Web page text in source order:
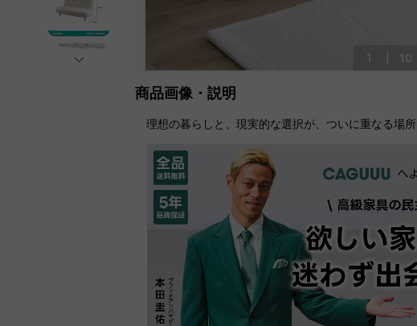
1 10
商品画像・説明
理想の暮らしと、現実的な選択が、ついに重なる場所